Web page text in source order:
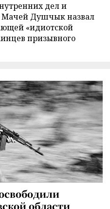
дел и
Душчык назвал
«идиотской
призывного
области